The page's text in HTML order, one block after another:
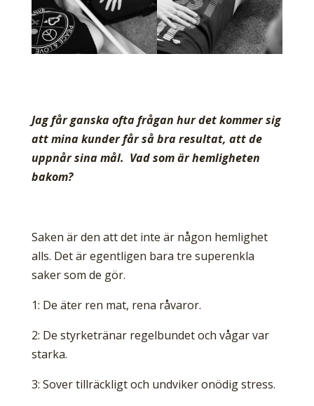
Jag får ganska ofta frågan hur det kommer sig
att mina kunder får så bra resultat, att de
uppnår sina mål. Vad som är hemligheten
bakom?
Saken är den att det inte är någon hemlighet
alls. Det är egentligen bara tre superenkla
saker som de gör.
1: De äter ren mat, rena råvaror.
2: De styrketränar regelbundet och vågar var
starka.
3: Sover tillräckligt och undviker onödig stress.